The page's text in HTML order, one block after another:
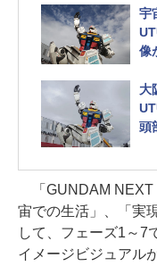
宇
像
大
頭
「GUNDAM NEXT
宙での生活」、「実
して、フェーズ1～7
イメージビジュアル